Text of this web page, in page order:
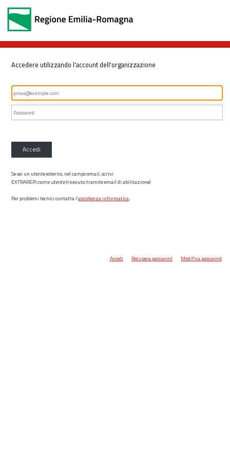
Accedere utilizzando l'account dell'organizzazione
Accedi
Se sei un utente esterno, nel campo email, scrivi
EXTRARER\nome utente(ricevuto tramite email di abilitazione)
Per problemi tecnici contatta l’assistenza informatica.
Accedi Recupera password Modifica password